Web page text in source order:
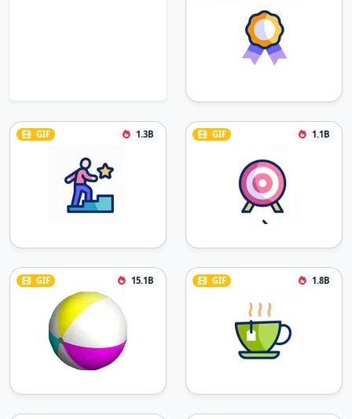
GIF 1.3B GIF 1.1B
GIF 15.1B GIF 1.8B